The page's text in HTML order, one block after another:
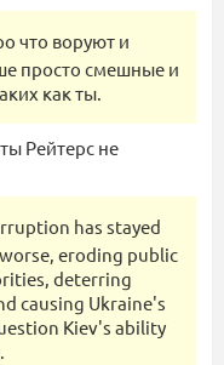
что воруют и
просто смешные и
как ты.
Рейтерс не
has stayed
eroding public
deterring
causing Ukraine's
Kiev's ability